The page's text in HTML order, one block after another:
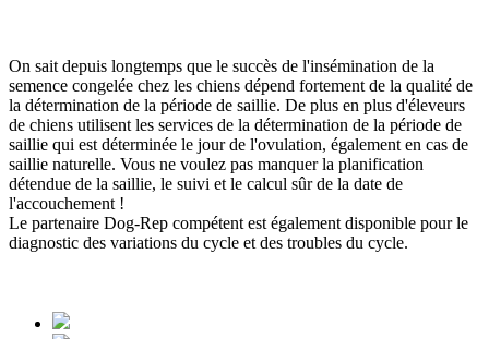
On sait depuis longtemps que le succès de l'insémination de la
semence congelée chez les chiens dépend fortement de la qualité de
la détermination de la période de saillie. De plus en plus d'éleveurs
de chiens utilisent les services de la détermination de la période de
saillie qui est déterminée le jour de l'ovulation, également en cas de
saillie naturelle. Vous ne voulez pas manquer la planification
détendue de la saillie, le suivi et le calcul sûr de la date de
l'accouchement !
Le partenaire Dog-Rep compétent est également disponible pour le
diagnostic des variations du cycle et des troubles du cycle.